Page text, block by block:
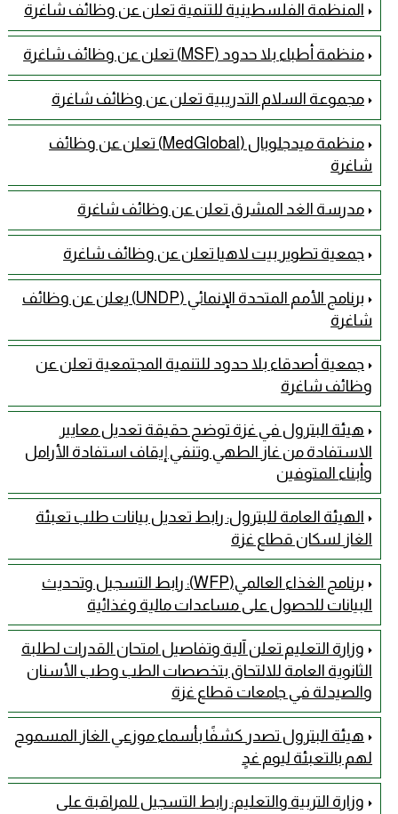
المنظمة الفلسطينية للتنمية تعلن عن وظائف شاغرة
منظمة أطباء بلا حدود (MSF) تعلن عن وظائف شاغرة
مجموعة السلام التدريبية تعلن عن وظائف شاغرة
منظمة ميدجلوبال (MedGlobal) تعلن عن وظائف
شاغرة
مدرسة الغد المشرق تعلن عن وظائف شاغرة
جمعية تطوير بيت لاهيا تعلن عن وظائف شاغرة
برنامج الأمم المتحدة الإنمائي (UNDP) يعلن عن وظائف
شاغرة
جمعية أصدقاء بلا حدود للتنمية المجتمعية تعلن عن
وظائف شاغرة
هيئة البترول في غزة توضح حقيقة تعديل معايير
الاستفادة من غاز الطهي وتنفي إيقاف استفادة الأرامل
وأبناء المتوفين
الهيئة العامة للبترول: رابط تعديل بيانات طلب تعبئة
الغاز لسكان قطاع غزة
برنامج الغذاء العالمي(WFP): رابط التسجيل وتحديث
البيانات للحصول على مساعدات مالية وغذائية
وزارة التعليم تعلن آلية وتفاصيل امتحان القدرات لطلبة
الثانوية العامة للالتحاق بتخصصات الطب وطب الأسنان
والصيدلة في جامعات قطاع غزة
هيئة البترول تصدر كشفًا بأسماء موزعي الغاز المسموح
لهم بالتعبئة ليوم غدٍ
وزارة التربية والتعليم: رابط التسجيل للمراقبة على